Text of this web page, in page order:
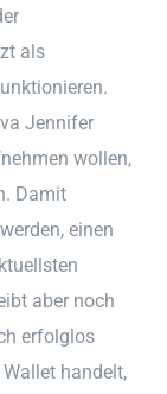
als
Jennifer
wollen,
Damit
einen
aber noch
erfolglos
handelt,